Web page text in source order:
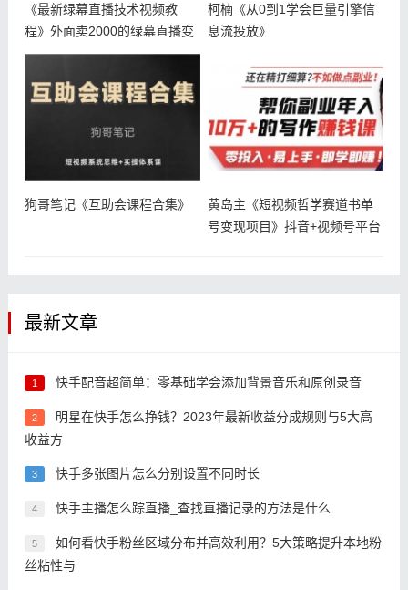
《最新绿幕直播技术视频教
程》外面卖2000的绿幕直播变
现玩法
柯楠《从0到1学会巨量引擎信
息流投放》
狗哥笔记《互助会课程合集》
黄岛主《短视频哲学赛道书单
号变现项目》抖音+视频号平台
最新文章
1 快手配音超简单：零基础学会添加背景音乐和原创录音
2
明星在快手怎么挣钱？2023年最新收益分成规则与5大高
收益方
3 快手多张图片怎么分别设置不同时长
4 快手主播怎么踪直播_查找直播记录的方法是什么
5
如何看快手粉丝区域分布并高效利用？5大策略提升本地粉
丝粘性与